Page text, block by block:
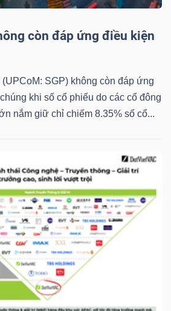
còn đáp ứng điều kiện
SGP) không còn đáp ứng
khi số cổ phiếu do các cổ đông
nắm giữ chỉ chiếm 8.35% số cổ...